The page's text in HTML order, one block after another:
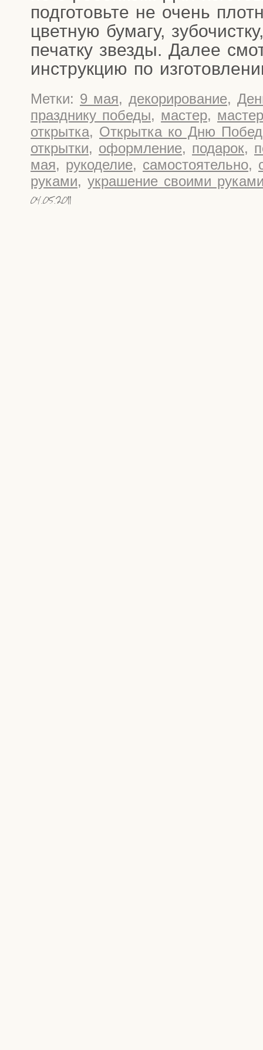
под­го­товь­те не очень
цвет­ную бума­гу,
пе­чат­ку звез­ды. Далее
инструк­цию по
Метки: 9 мая, декорирование,
празднику победы, мастер,
открытка, Открытка ко Дню
открытки, оформление, подарок,
мая, рукоделие, самостоятельно,
руками, украшение своими
04.05.2011